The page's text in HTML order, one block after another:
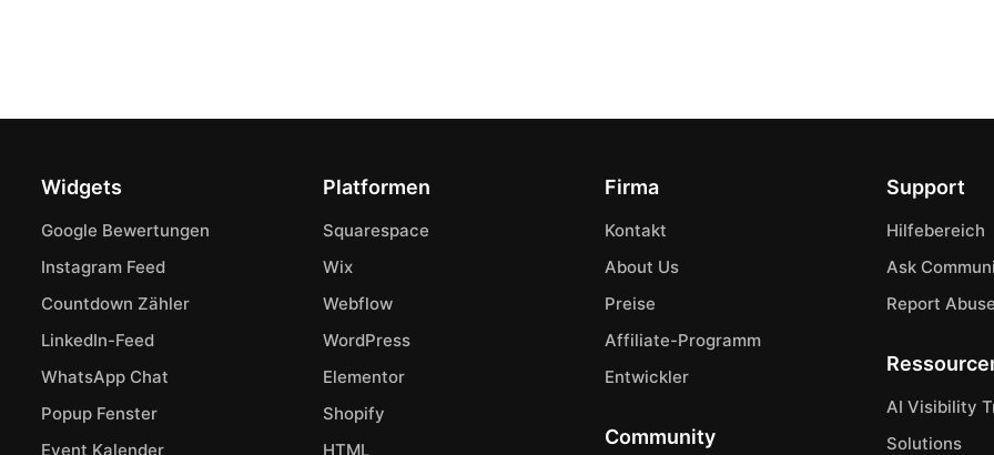
Widgets
Google Bewertungen
Instagram Feed
Countdown Zähler
LinkedIn-Feed
WhatsApp Chat
Popup Fenster
Event Kalender
Platformen
Squarespace
Wix
Webflow
WordPress
Elementor
Shopify
HTML
Firma
Kontakt
About Us
Preise
Affiliate-Programm
Entwickler
Community
Support
Hilfebereich
Ask
Report
AI Visibility
Solutions